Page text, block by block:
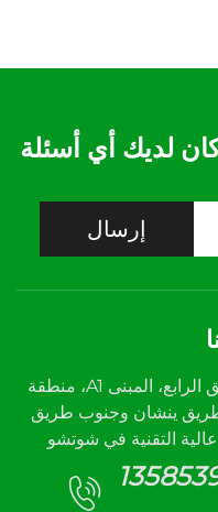
لديك أي أسئلة
إرسال
Add: الصين جيانغسو شوتشو الطابق الرابع، المبنى A1، منطقة
طريق ينشان وجنوب طريق
عالية التقنية في شوتشو